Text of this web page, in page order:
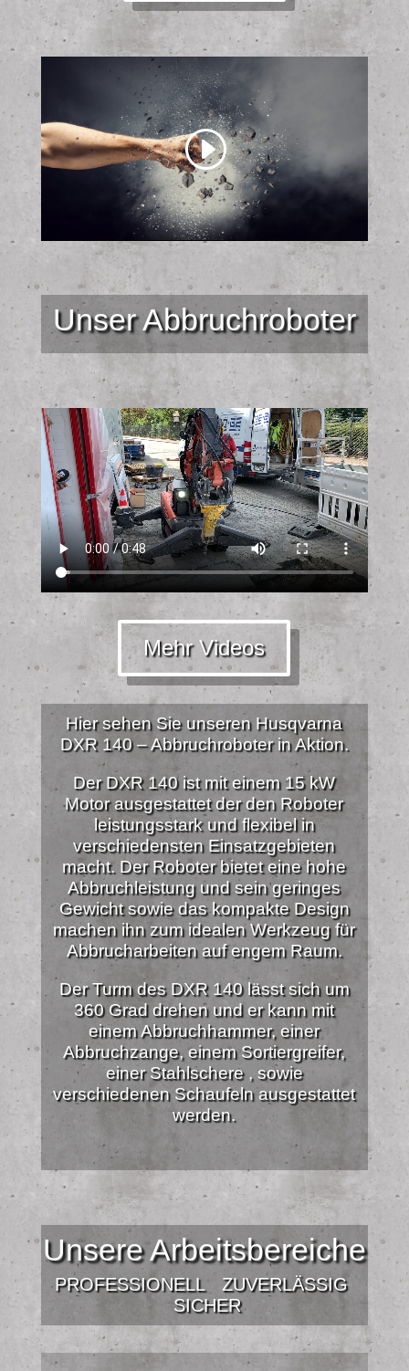
Unser Abbruchroboter
Mehr Videos
Hier sehen Sie unseren Husqvarna
DXR 140 – Abbruchroboter in Aktion.
Der DXR 140 ist mit einem 15 kW
Motor ausgestattet der den Roboter
leistungsstark und flexibel in
verschiedensten Einsatzgebieten
macht. Der Roboter bietet eine hohe
Abbruchleistung und sein geringes
Gewicht sowie das kompakte Design
machen ihn zum idealen Werkzeug für
Abbrucharbeiten auf engem Raum.
Der Turm des DXR 140 lässt sich um
360 Grad drehen und er kann mit
einem Abbruchhammer, einer
Abbruchzange, einem Sortiergreifer,
einer Stahlschere , sowie
verschiedenen Schaufeln ausgestattet
werden.
Unsere Arbeitsbereiche
PROFESSIONELLZUVERLÄSSIG
SICHER